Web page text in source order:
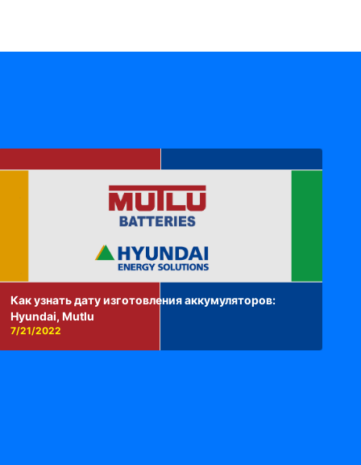
Как узнать дату изготовления аккумуляторов:
Hyundai, Mutlu
7/21/2022